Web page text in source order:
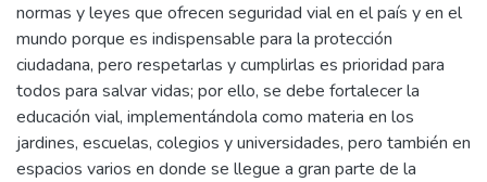
normas y leyes que ofrecen seguridad vial en el país y en el
mundo porque es indispensable para la protección
ciudadana, pero respetarlas y cumplirlas es prioridad para
todos para salvar vidas; por ello, se debe fortalecer la
educación vial, implementándola como materia en los
jardines, escuelas, colegios y universidades, pero también en
espacios varios en donde se llegue a gran parte de la